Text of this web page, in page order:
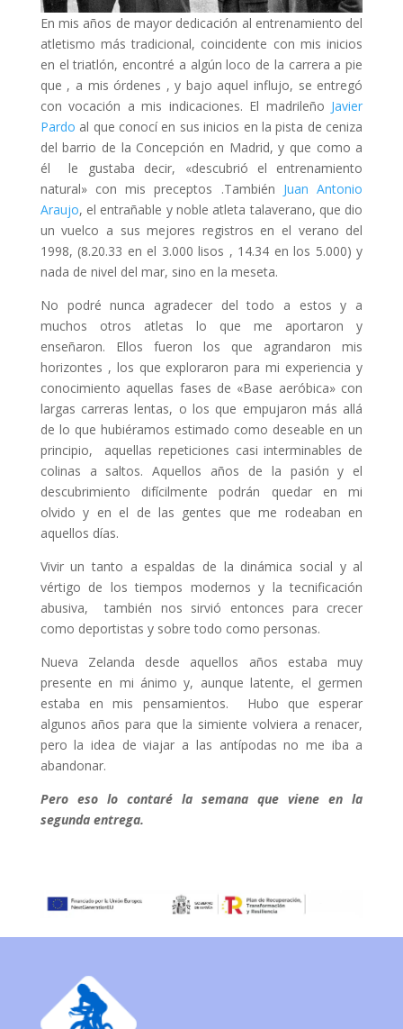
En mis años de mayor dedicación al entrenamiento del
atletismo más tradicional, coincidente con mis inicios
en el triatlón, encontré a algún loco de la carrera a pie
que , a mis órdenes , y bajo aquel influjo, se entregó
con vocación a mis indicaciones. El madrileño Javier
Pardo al que conocí en sus inicios en la pista de ceniza
del barrio de la Concepción en Madrid, y que como a
él le gustaba decir, «descubrió el entrenamiento
natural» con mis preceptos .También Juan Antonio
Araujo, el entrañable y noble atleta talaverano, que dio
un vuelco a sus mejores registros en el verano del
1998, (8.20.33 en el 3.000 lisos , 14.34 en los 5.000) y
nada de nivel del mar, sino en la meseta.
No podré nunca agradecer del todo a estos y a
muchos otros atletas lo que me aportaron y
enseñaron. Ellos fueron los que agrandaron mis
horizontes , los que exploraron para mi experiencia y
conocimiento aquellas fases de «Base aeróbica» con
largas carreras lentas, o los que empujaron más allá
de lo que hubiéramos estimado como deseable en un
principio, aquellas repeticiones casi interminables de
colinas a saltos. Aquellos años de la pasión y el
descubrimiento difícilmente podrán quedar en mi
olvido y en el de las gentes que me rodeaban en
aquellos días.
Vivir un tanto a espaldas de la dinámica social y al
vértigo de los tiempos modernos y la tecnificación
abusiva, también nos sirvió entonces para crecer
como deportistas y sobre todo como personas.
Nueva Zelanda desde aquellos años estaba muy
presente en mi ánimo y, aunque latente, el germen
estaba en mis pensamientos. Hubo que esperar
algunos años para que la simiente volviera a renacer,
pero la idea de viajar a las antípodas no me iba a
abandonar.
Pero eso lo contaré la semana que viene en la
segunda entrega.